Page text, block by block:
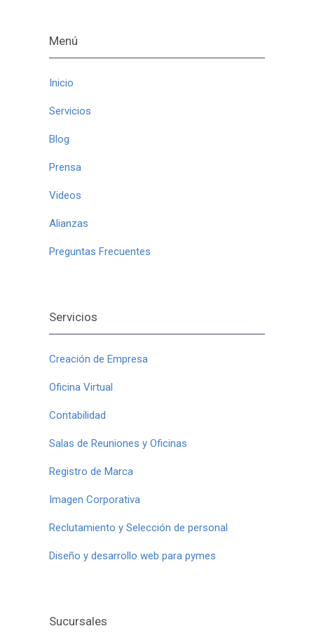
Menú
Inicio
Servicios
Blog
Prensa
Videos
Alianzas
Preguntas Frecuentes
Servicios
Creación de Empresa
Oficina Virtual
Contabilidad
Salas de Reuniones y Oficinas
Registro de Marca
Imagen Corporativa
Reclutamiento y Selección de personal
Diseño y desarrollo web para pymes
Sucursales